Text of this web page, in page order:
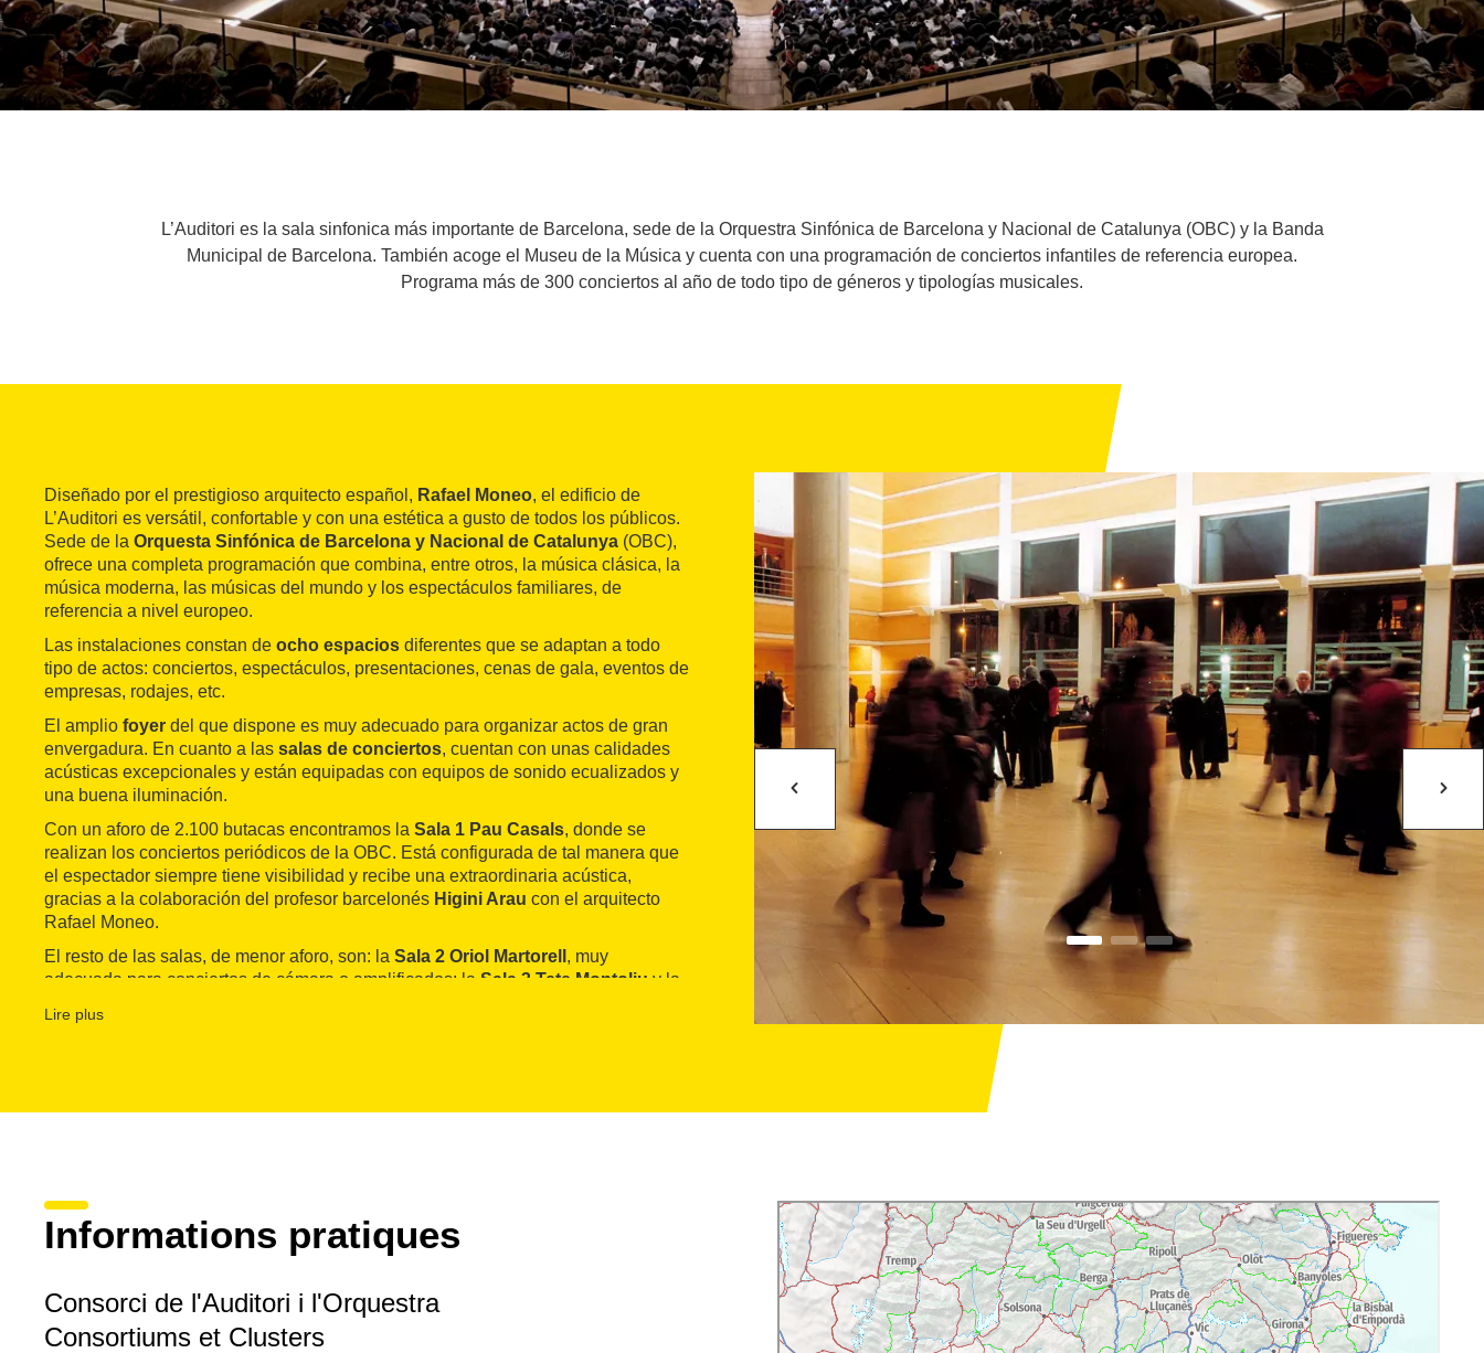
L’Auditori es la sala sinfonica más importante de Barcelona, sede de la Orquestra Sinfónica de Barcelona y Nacional de Catalunya (OBC) y la Banda
Municipal de Barcelona. También acoge el Museu de la Música y cuenta con una programación de conciertos infantiles de referencia europea.
Programa más de 300 conciertos al año de todo tipo de géneros y tipologías musicales.
Diseñado por el prestigioso arquitecto español, Rafael Moneo, el edificio de
L’Auditori es versátil, confortable y con una estética a gusto de todos los públicos.
Sede de la Orquesta Sinfónica de Barcelona y Nacional de Catalunya (OBC),
ofrece una completa programación que combina, entre otros, la música clásica, la
música moderna, las músicas del mundo y los espectáculos familiares, de
referencia a nivel europeo.
Las instalaciones constan de ocho espacios diferentes que se adaptan a todo
tipo de actos: conciertos, espectáculos, presentaciones, cenas de gala, eventos de
empresas, rodajes, etc.
El amplio foyer del que dispone es muy adecuado para organizar actos de gran
envergadura. En cuanto a las salas de conciertos, cuentan con unas calidades
acústicas excepcionales y están equipadas con equipos de sonido ecualizados y
una buena iluminación.
Con un aforo de 2.100 butacas encontramos la Sala 1 Pau Casals, donde se
realizan los conciertos periódicos de la OBC. Está configurada de tal manera que
el espectador siempre tiene visibilidad y recibe una extraordinaria acústica,
gracias a la colaboración del profesor barcelonés Higini Arau con el arquitecto
Rafael Moneo.
El resto de las salas, de menor aforo, son: la Sala 2 Oriol Martorell , muy
adecuada para conciertos de cámara o amplificados; la Sala 3 Tete Montoliu y la
Espai 5
Lire plus
Informations pratiques
Consorci de l'Auditori i l'Orquestra
Consortiums et Clusters